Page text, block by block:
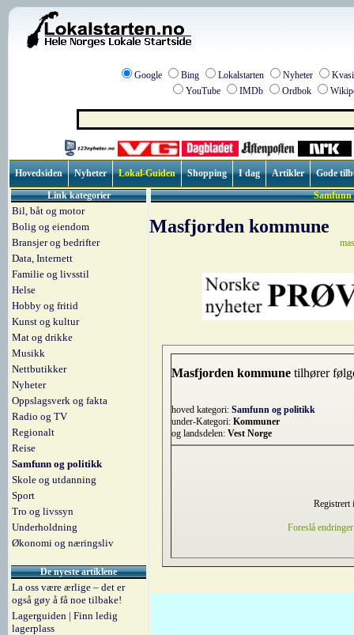
Google Bing Lokalstarten Nyheter
YouTube
IMDb Ordbok
Hovedsiden Nyheter Lokal-Guiden Shopping I dag Artikler
Gode
Link kategorier
Bil, båt og motor
Bolig og eiendom
Bransjer og bedrifter
Data, Internett
Familie og livsstil
Helse
Hobby og fritid
Kunst og kultur
Mat og drikke
Musikk
Nettbutikker
Nyheter
Oppslagsverk og fakta
Radio og TV
Regionalt
Reise
Samfunn og politikk
Skole og utdanning
Sport
Tro og livssyn
Underholdning
Økonomi og næringsliv
De nyeste artiklene
La oss være ærlige – det er
også gøy å få noe tilbake!
Lagerguiden | Finn ledig
lagerplass
Masfjorden kommune
Masfjorden kommunetilhører
hoved kategori: Samfunn og politikk
under-Kategori: Kommuner
og landsdelen: Vest Norge
Registrert
Foreslå